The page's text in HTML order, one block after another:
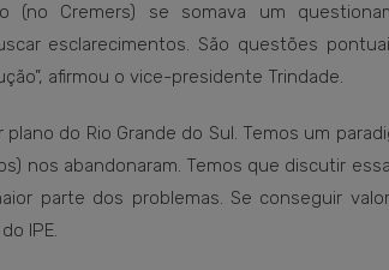
(no Cremers) se somava um
esclarecimentos. São questões
afirmou o vice-presidente Trindade.
plano do Rio Grande do Sul. Temos um
nos abandonaram. Temos que discutir
parte dos problemas. Se conseguir
IPE.